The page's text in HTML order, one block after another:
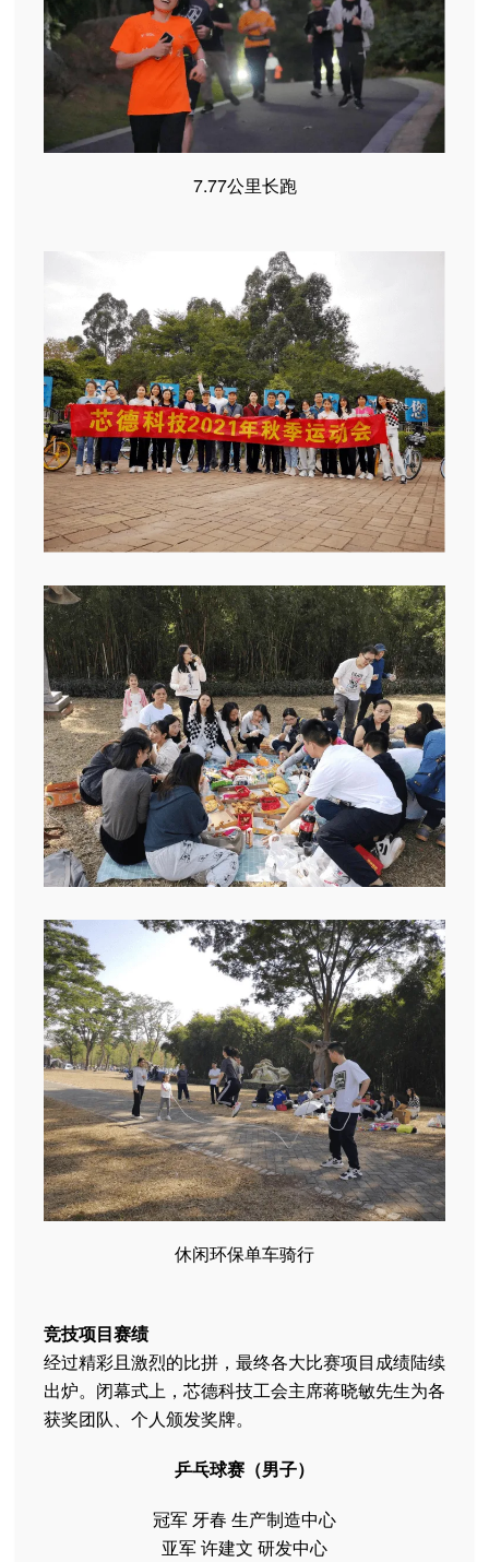
7.77公里长跑
休闲环保单车骑行
竞技项目赛绩
经过精彩且激烈的比拼，最终各大比赛项目成绩陆续
出炉。闭幕式上，芯德科技工会主席蒋晓敏先生为各
获奖团队、个人颁发奖牌。
乒乓球赛（男子）
冠军 牙春 生产制造中心
亚军 许建文 研发中心